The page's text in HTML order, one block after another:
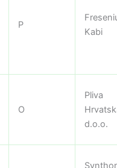
P
Kabi
O
Pliva
d.o.o.